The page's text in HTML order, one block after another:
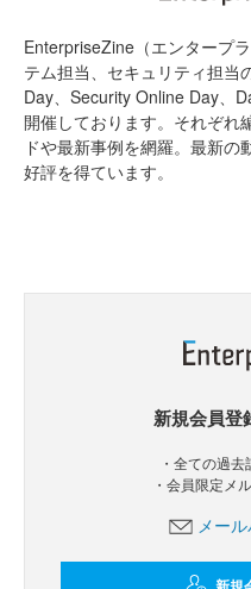
EnterpriseZine（エンタープ
テム担当、セキュリティ担
Day、Security Online Day、
開催しております。それぞれ
ドや最新事例を網羅。最新の
好評を得ています。
新規会員登
・全ての過
・会員限定メ
メー